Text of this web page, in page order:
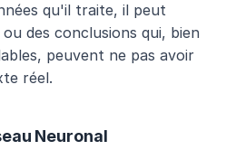
qu'il traite, il peut
des conclusions qui, bien
peuvent ne pas avoir
réel.
Neuronal